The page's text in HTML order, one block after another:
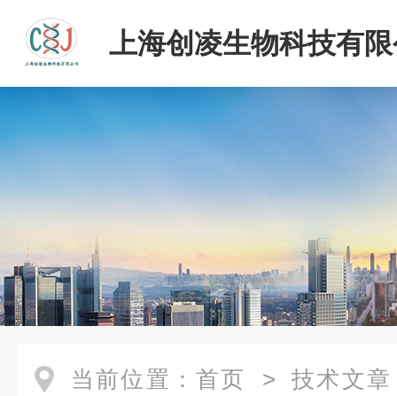
上海创凌生物科技有
当前位置： 首页 > 技术文章